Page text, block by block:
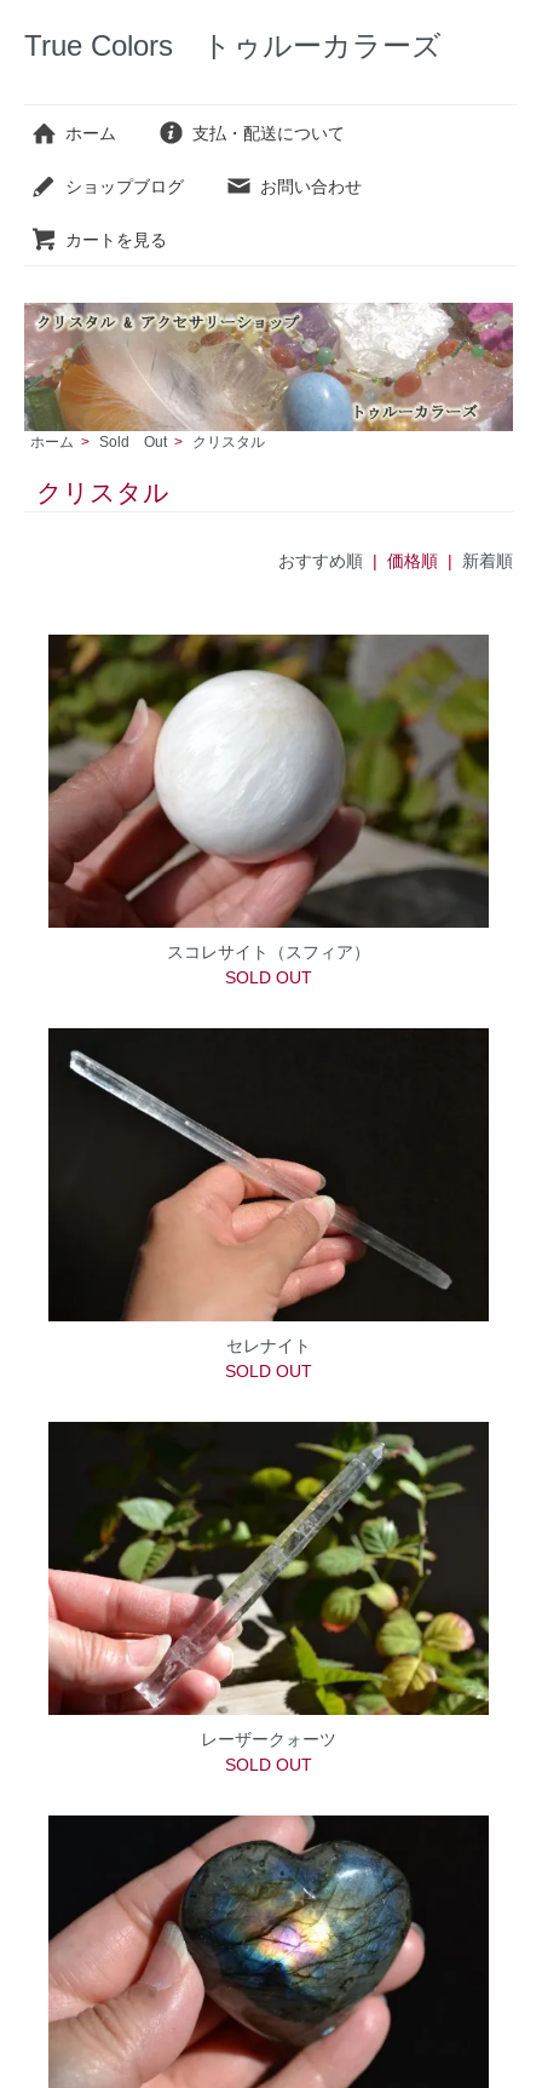
True Colors トゥルーカラーズ
ホーム 支払・配送について
ショップブログ お問い合わせ
カートを見る
ホーム > Sold Out > クリスタル
クリスタル
おすすめ順| 価格順 | 新着順
スコレサイト（スフィア）
SOLD OUT
セレナイト
SOLD OUT
レーザークォーツ
SOLD OUT